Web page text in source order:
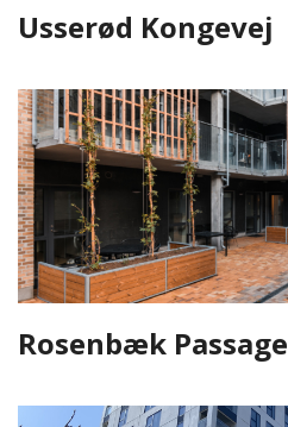
Usserød Kongevej
Rosenbæk Passage